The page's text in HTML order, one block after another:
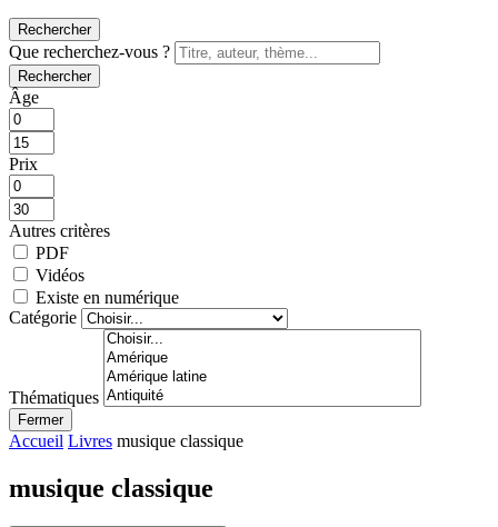
Rechercher
Que recherchez-vous ?
Rechercher
Âge
Prix
Autres critères
PDF
Vidéos
Existe en numérique
Catégorie
Thématiques
Fermer
Accueil Livres musique classique
musique classique